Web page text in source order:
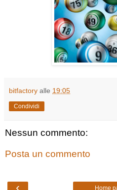
bitfactory alle 19:05
Condividi
Nessun commento:
Posta un commento
‹ Home